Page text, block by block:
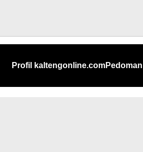
Profil kaltengonline.com